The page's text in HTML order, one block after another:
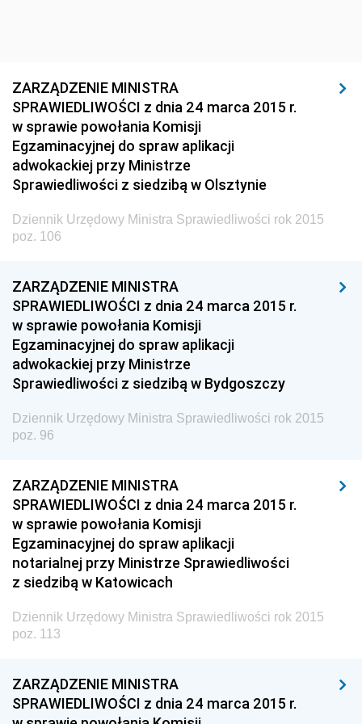
Dziennik Urzędowy Generalnej Dyrekcji Ochrony
Środowiska
Dziennik Urzędowy Ministerstwa Administracji,
Gospodarki Terenowej i Ochrony Środowiska
Dziennik Urzędowy Ministerstwa Administracji i
Dziennik Urzędowy Unii Europejskiej, L
Dziennik Urzędowy Ministerstwa Przemysłu
Chemicznego i Lekkiego
Dziennik Urzędowy Ministerstwa Rolnictwa i
Gospodarki Żywnościowej
Dziennik Urzędowy Ministra Rodziny, Pracy i Polityki
Dziennik Urzędowy Ministra Cyfryzacji
Dziennik Urzędowy Ministra Infrastruktury i
Budownictwa
Dziennik Urzędowy Ministra Gospodarki Morskiej i
Żeglugi Śródlądowej
Dziennik Urzędowy Ministra Energii
Dziennik Urzędowy Ministra Sprawiedliwości
2025
2024
ZARZĄDZENIE MINISTRA
SPRAWIEDLIWOŚCI z dnia 24 marca 2015 r.
w sprawie powołania Komisji
Egzaminacyjnej do spraw aplikacji
adwokackiej przy Ministrze
Sprawiedliwości z siedzibą w Olsztynie
Dziennik Urzędowy Ministra Sprawiedliwości rok 2015
poz. 106
ZARZĄDZENIE MINISTRA
SPRAWIEDLIWOŚCI z dnia 24 marca 2015 r.
w sprawie powołania Komisji
Egzaminacyjnej do spraw aplikacji
adwokackiej przy Ministrze
Sprawiedliwości z siedzibą w Bydgoszczy
Dziennik Urzędowy Ministra Sprawiedliwości rok 2015
poz. 96
ZARZĄDZENIE MINISTRA
SPRAWIEDLIWOŚCI z dnia 24 marca 2015 r.
w sprawie powołania Komisji
Egzaminacyjnej do spraw aplikacji
notarialnej przy Ministrze Sprawiedliwości
z siedzibą w Katowicach
Dziennik Urzędowy Ministra Sprawiedliwości rok 2015
poz. 113
ZARZĄDZENIE MINISTRA
SPRAWIEDLIWOŚCI z dnia 24 marca 2015 r.